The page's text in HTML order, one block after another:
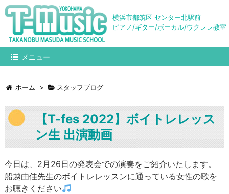
横浜市都筑区 センター北駅前
ピアノ/ギター/ボーカル/ウクレレ教室
メニュー
ホーム > スタッフブログ
【T-fes 2022】ボイトレレッス
ン生 出演動画
今日は、2月26日の発表会での演奏をご紹介いたします。
船越由佳先生のボイトレレッスンに通っている女性の歌を
お聴きください